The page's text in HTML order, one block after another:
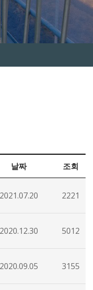
날짜 조회
2021.07.20 2221
2020.12.30 5012
2020.09.05 3155